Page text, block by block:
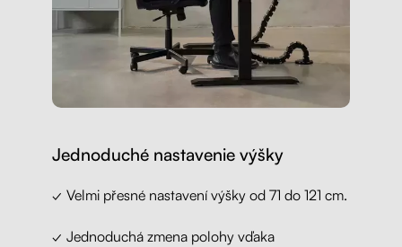
Jednoduché nastavenie výšky
✓ Velmi přesné nastavení výšky od 71 do 121 cm.
✓ Jednoduchá zmena polohy vďaka